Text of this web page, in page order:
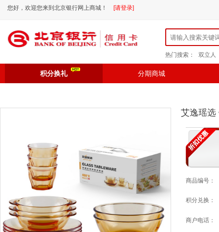
您好，欢迎您来到北京银行网上商城！ [请登录]
热门搜索： 双立人
积分换礼 分期商城
艾逸瑶选
商品编号：
积分兑换：
商户电话：